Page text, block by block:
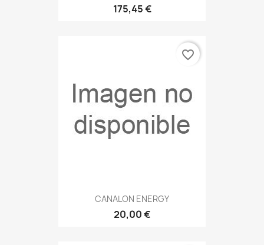
175,45 €
CANALON ENERGY
20,00 €
favorite_border